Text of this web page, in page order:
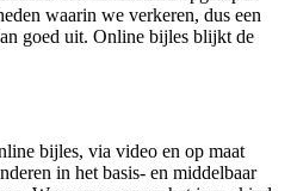
waarin we verkeren, dus een
goed uit. Online bijles blijkt de
bijles, via video en op maat
in het basis- en middelbaar